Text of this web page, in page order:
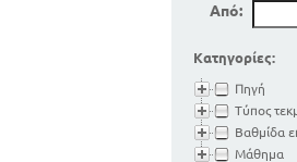
Από:
Κατηγορίες:
Πηγή
Τύπος
Βαθμίδα
Μάθημα